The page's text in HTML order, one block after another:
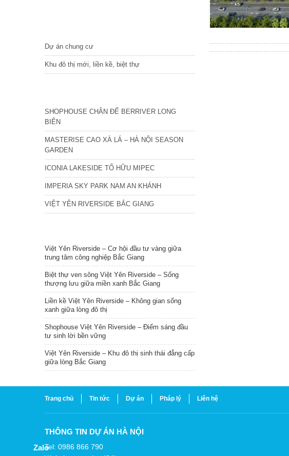
Dự án chung cư
Khu đô thị mới, liền kề, biệt thự
SHOPHOUSE CHÂN ĐẾ BERRIVER LONG
BIÊN
MASTERISE CAO XÀ LÁ – HÀ NỘI SEASON
GARDEN
ICONIA LAKESIDE TỐ HỮU MIPEC
IMPERIA SKY PARK NAM AN KHÁNH
VIỆT YÊN RIVERSIDE BẮC GIANG
Việt Yên Riverside – Cơ hội đầu tư vàng giữa
trung tâm công nghiệp Bắc Giang
Biệt thự ven sông Việt Yên Riverside – Sống
thượng lưu giữa miền xanh Bắc Giang
Liền kề Việt Yên Riverside – Không gian sống
xanh giữa lòng đô thị
Shophouse Việt Yên Riverside – Điểm sáng đầu
tư sinh lời bền vững
Việt Yên Riverside – Khu đô thị sinh thái đẳng cấp
giữa lòng Bắc Giang
Trang chủ Tin tức Dự án Pháp lý Liên hệ
THÔNG TIN DỰ ÁN HÀ NỘI
Tel: 0986 866 790
Zalo